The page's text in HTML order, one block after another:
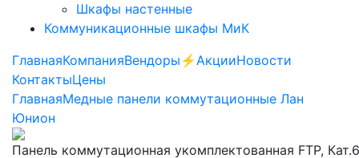
Шкафы настенные
Коммуникационные шкафы МиК
ГлавнаяКомпанияВендоры ⚡️АкцииНовости
КонтактыЦены
ГлавнаяМедные панели коммутационные Лан
Юнион